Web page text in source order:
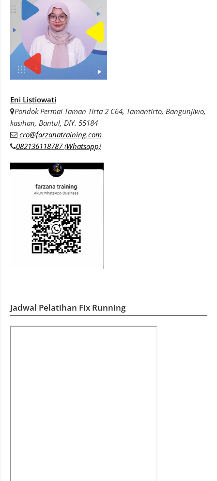
Eni Listiowati
Pondok Permai Taman Tirta 2 C64, Tamantirto, Bangunjiwo,
kasihan, Bantul, DIY. 55184
cro@farzanatraining.com
082136118787 (Whatsapp)
Jadwal Pelatihan Fix Running